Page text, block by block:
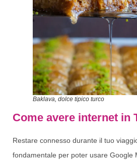
Baklava, dolce tipico turco
Come avere internet in
Restare connesso durante il tuo
fondamentale per poter usare Google